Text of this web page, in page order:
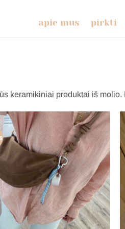
apie mus pirkti
keramikiniai produktai iš